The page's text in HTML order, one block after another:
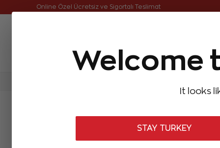
Welcome
It looks
STAY TURKEY
Online Özel Ücretsiz ve Sigortalı Teslimat
Aynı Gün Kargo Çok Satanlar